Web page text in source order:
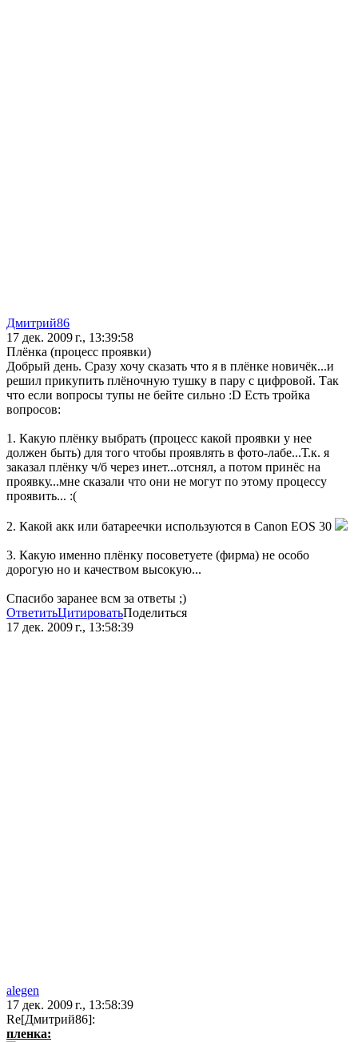
Дмитрий86
17 дек. 2009 г., 13:39:58
Плёнка (процесс проявки)
Добрый день. Сразу хочу сказать что я в плёнке новичёк...и
решил прикупить плёночную тушку в пару с цифровой. Так
что если вопросы тупы не бейте сильно :D Есть тройка
вопросов:
1. Какую плёнку выбрать (процесс какой проявки у нее
должен быть) для того чтобы проявлять в фото-лабе...Т.к. я
заказал плёнку ч/б через инет...отснял, а потом принёс на
проявку...мне сказали что они не могут по этому процессу
проявить... :(
2. Какой акк или батареечки используются в Canon EOS 30
3. Какую именно плёнку посоветуете (фирма) не особо
дорогую но и качеством высокую...
Спасибо заранее всм за ответы ;)
ОтветитьЦитироватьПоделиться
17 дек. 2009 г., 13:58:39
alegen
17 дек. 2009 г., 13:58:39
Re[Дмитрий86]:
пленка: